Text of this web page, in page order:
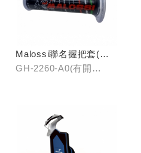
Malossi聯名握把套(有
開口)/(無開口)
GH-2260-A0(有開